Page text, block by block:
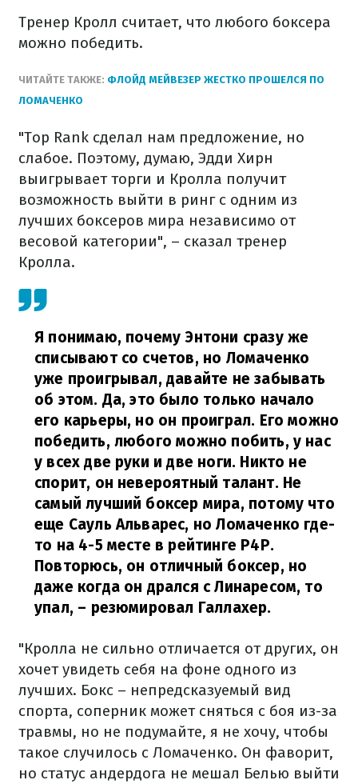
Тренер Кролл считает, что любого боксера
можно победить.
ЧИТАЙТЕ ТАКЖЕ: ФЛОЙД МЕЙВЕЗЕР ЖЕСТКО ПРОШЕЛСЯ ПО
ЛОМАЧЕНКО
"Top Rank сделал нам предложение, но
слабое. Поэтому, думаю, Эдди Хирн
выигрывает торги и Кролла получит
возможность выйти в ринг с одним из
лучших боксеров мира независимо от
весовой категории", – сказал тренер
Кролла.
Я понимаю, почему Энтони сразу же
списывают со счетов, но Ломаченко
уже проигрывал, давайте не забывать
об этом. Да, это было только начало
его карьеры, но он проиграл. Его можно
победить, любого можно побить, у нас
у всех две руки и две ноги. Никто не
спорит, он невероятный талант. Не
самый лучший боксер мира, потому что
еще Сауль Альварес, но Ломаченко где-
то на 4-5 месте в рейтинге Р4Р.
Повторюсь, он отличный боксер, но
даже когда он дрался с Линаресом, то
упал, – резюмировал Галлахер.
"Кролла не сильно отличается от других, он
хочет увидеть себя на фоне одного из
лучших. Бокс – непредсказуемый вид
спорта, соперник может сняться с боя из-за
травмы, но не подумайте, я не хочу, чтобы
такое случилось с Ломаченко. Он фаворит,
но статус андердога не мешал Белью выйти